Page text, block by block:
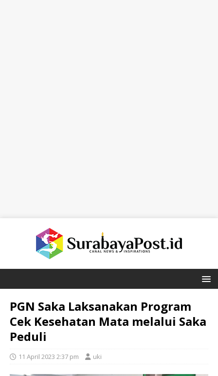
PGN Saka Laksanakan Program
Cek Kesehatan Mata melalui Saka
Peduli
11 April 2023 2:37 pm uki